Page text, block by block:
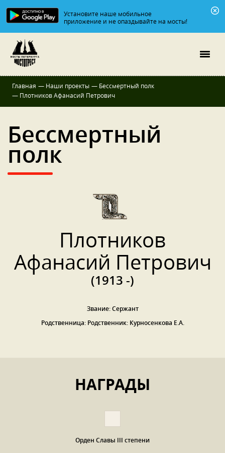
Установите наше мобильное
приложение и не опаздывайте на мосты!
Главная — Наши проекты — Бессмертный полк
— Плотников Афанасий Петрович
Бессмертный
полк
Плотников
Афанасий Петрович
(1913 -)
Звание: Сержант
Родственница: Родственник: Курносенкова Е.А.
НАГРАДЫ
Орден Славы III степени